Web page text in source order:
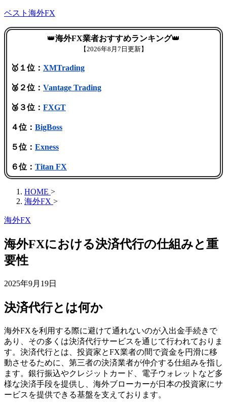
ベスト海外FX
👑海外FX業者おすすめランキング👑
【2026年8月7日更新】
🥇１位： XMTrading
🥈２位： Vantage Trading
🥉３位： FXGT
４位： BigBoss
５位： Exness
６位： Titan FX
HOME >
海外FX >
海外FX
海外FXにおける決済代行の仕組みと重
要性
2025年9月19日
決済代行とは何か
海外FXを利用する際に避けて通れないのが入出金手続きで
あり、その多くは決済代行サービスを通じて行われておりま
す。決済代行とは、投資家とFX業者の間で資金を円滑に移
動させるために、第三者の決済業者が仲介する仕組みを指し
ます。銀行振込やクレジットカード、電子ウォレットなど多
様な決済手段を提供し、海外ブローカーが日本の投資家にサ
ービスを提供できる基盤を支えております。